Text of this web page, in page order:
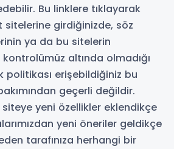
Bu linklere tıklayarak
sitelerine girdiğinizde, söz
ya da bu sitelerin
altında olmadığı
politikası erişebildiğiniz bu
geçerli değildir.
siteye yeni özellikler eklendikçe
yeni öneriler geldikçe
tarafınıza herhangi bir